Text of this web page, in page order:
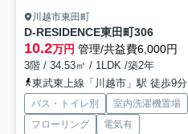
川越市東田町
D-RESIDENCE東田町306
10.2万円 管理/共益費6,000円
3階 / 34.53㎡ / 1LDK /築2年
東武東上線「川越市」駅 徒歩9分
バス・トイレ別 室内洗濯機置場
フローリング
電気有